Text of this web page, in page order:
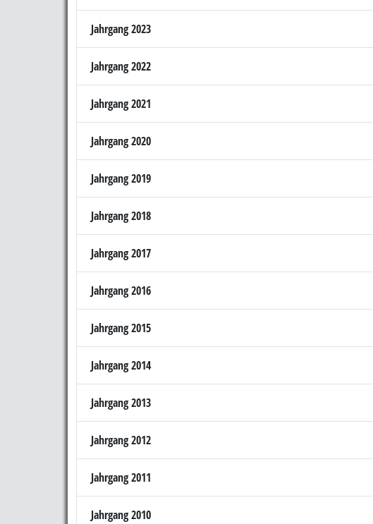
Jahrgang 2023
Jahrgang 2022
Jahrgang 2021
Jahrgang 2020
Jahrgang 2019
Jahrgang 2018
Jahrgang 2017
Jahrgang 2016
Jahrgang 2015
Jahrgang 2014
Jahrgang 2013
Jahrgang 2012
Jahrgang 2011
Jahrgang 2010